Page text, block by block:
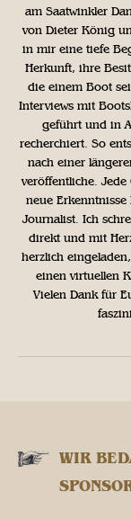
am Saatwinkler
von Dieter König
in mir eine tiefe
Herkunft, ihre
die einem Boot
Interviews mit
geführt und in
recherchiert. So
nach einer
veröffentliche.
neue
Journalist. Ich
direkt und mit
herzlich
einen virtuellen
Vielen Dank für
WIR